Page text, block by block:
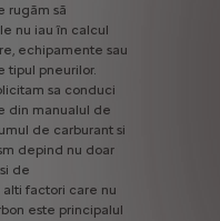
rugăm să
nu iau în calcul
echipamente sau
tipul pneurilor.
sa conduci
din manualul de
de carburant si
depind nu doar
si de
alti factori care nu
este principalul